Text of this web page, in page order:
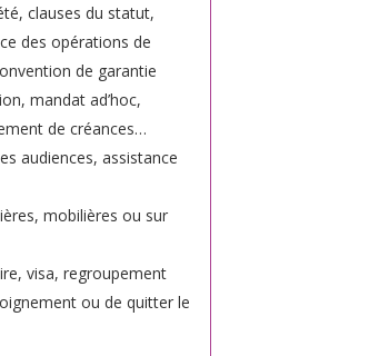
clauses du statut,
des opérations de
de garantie
mandat ad’hoc,
de créances…
audiences, assistance
mobilières ou sur
visa, regroupement
ou de quitter le